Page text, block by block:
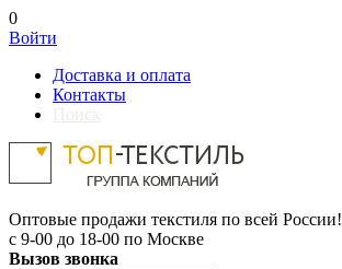
0
Войти
Доставка и оплата
Контакты
Оптовые продажи текстиля по всей России!
с 9-00 до 18-00 по Москве
Вызов звонка